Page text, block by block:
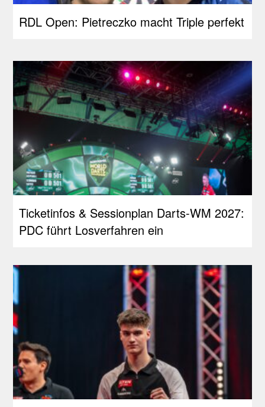
RDL Open: Pietreczko macht Triple perfekt
Ticketinfos & Sessionplan Darts-WM 2027:
PDC führt Losverfahren ein